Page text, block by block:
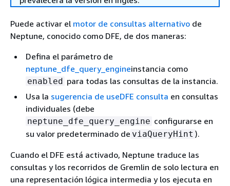
Puede activar el motor de consultas alternativo de
Neptune, conocido como DFE, de dos maneras:
Defina el parámetro de
neptune_dfe_query_engineinstancia como
enabled para todas las consultas de la instancia.
Usa la sugerencia de useDFE consulta en consultas
individuales (debe
neptune_dfe_query_engine configurarse en
su valor predeterminado de viaQueryHint ).
Cuando el DFE está activado, Neptune traduce las
consultas y los recorridos de Gremlin de solo lectura en
una representación lógica intermedia y los ejecuta en